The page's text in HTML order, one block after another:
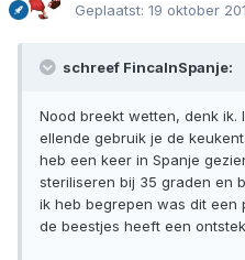
Geplaatst: 19 oktober
schreef FincaInSpanje:
Nood breekt wetten, denk ik.
ellende gebruik je de
heb een keer in Spanje
steriliseren bij 35 graden en
ik heb begrepen was dit een
de beestjes heeft een